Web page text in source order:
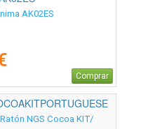
AK02ES
Comprar
NGS Cocoa KIT/